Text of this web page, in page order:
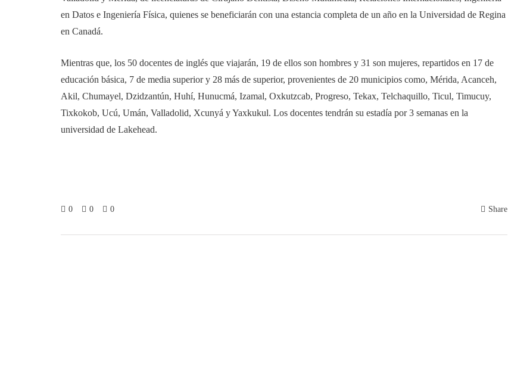
en Datos e Ingeniería Física, quienes se beneficiarán con una estancia completa de un año en la Universidad de Regina
en Canadá.
Mientras que, los 50 docentes de inglés que viajarán, 19 de ellos son hombres y 31 son mujeres, repartidos en 17 de
educación básica, 7 de media superior y 28 más de superior, provenientes de 20 municipios como, Mérida, Acanceh,
Akil, Chumayel, Dzidzantún, Huhí, Hunucmá, Izamal, Oxkutzcab, Progreso, Tekax, Telchaquillo, Ticul, Timucuy,
Tixkokob, Ucú, Umán, Valladolid, Xcunyá y Yaxkukul. Los docentes tendrán su estadía por 3 semanas en la
universidad de Lakehead.
0 0 0 Share